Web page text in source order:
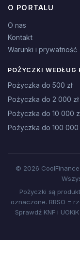
O PORTALU
O nas
Kontakt
Warunki i prywatność
POŻYCZKI WEDŁUG
Pożyczka do 500 zł
Pożyczka do 2 000 zł
Pożyczka do 10 000
Pożyczka do 100 000
© 2026
Pożyczki są
oznaczone. RRSO =
Sprawdź KNF i